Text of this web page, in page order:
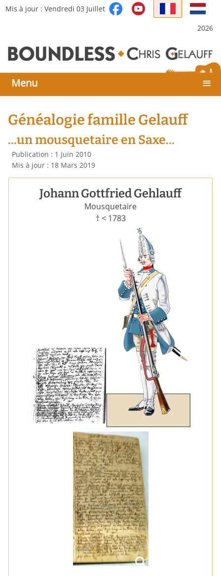
Sélectionnez votre langue
Mis à jour : Vendredi 03 Juillet
2026
Menu ≡
Généalogie famille Gelauff
...un mousquetaire en Saxe...
Détails
Publication : 1 Juin 2010
Mis à jour : 18 Mars 2019
Johann Gottfried Gehlauff
Mousquetaire
† < 1783